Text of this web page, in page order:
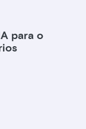
para o